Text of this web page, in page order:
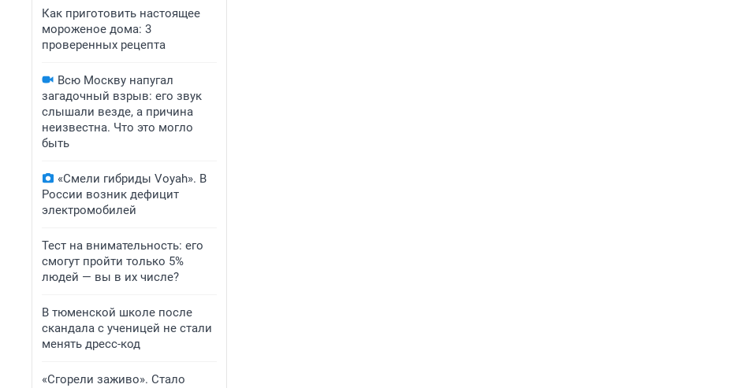
Как приготовить настоящее
мороженое дома: 3
проверенных рецепта
Всю Москву напугал
загадочный взрыв: его звук
слышали везде, а причина
неизвестна. Что это могло
быть
«Смели гибриды Voyah». В
России возник дефицит
электромобилей
Тест на внимательность: его
смогут пройти только 5%
людей — вы в их числе?
В тюменской школе после
скандала с ученицей не стали
менять дресс-код
«Сгорели заживо». Стало